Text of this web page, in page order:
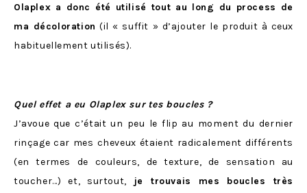
Olaplex a donc été utilisé tout au long du process de
ma décoloration (il « suffit » d’ajouter le produit à ceux
habituellement utilisés).
Quel effet a eu Olaplex sur tes boucles ?
J’avoue que c’était un peu le flip au moment du dernier
rinçage car mes cheveux étaient radicalement différents
(en termes de couleurs, de texture, de sensation au
toucher…) et, surtout,
je trouvais mes boucles très